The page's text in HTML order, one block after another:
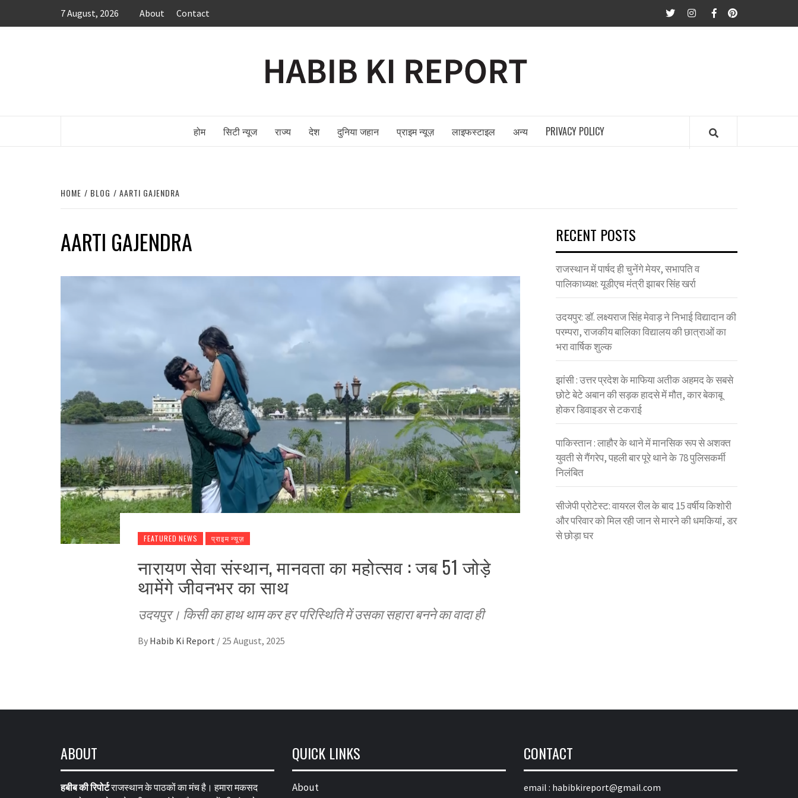
7 August, 2026 About Contact twitterInstagram
FacebookPinterest
होम सिटी न्यूज राज्य देश दुनिया जहान प्राइम न्यूज़ लाइफस्टाइल अन्य PRIVACY POLICY
HOME BLOG AARTI GAJENDRA
AARTI GAJENDRA
FEATURED NEWS प्राइम न्यूज़
नारायण सेवा संस्थान, मानवता का महोत्सव : जब 51 जोड़े
थामेंगे जीवनभर का साथ
उदयपुर। किसी का हाथ थाम कर हर परिस्थिति में उसका सहारा बनने का वादा ही
By Habib Ki Report / 25 August, 2025
RECENT POSTS
राजस्थान में पार्षद ही चुनेंगे मेयर, सभापति व
पालिकाध्यक्ष: यूडीएच मंत्री झाबर सिंह खर्रा
उदयपुर: डॉ. लक्ष्यराज सिंह मेवाड़ ने निभाई विद्यादान की
परम्परा, राजकीय बालिका विद्यालय की छात्राओं का
भरा वार्षिक शुल्क
झांसी : उत्तर प्रदेश के माफिया अतीक अहमद के सबसे
छोटे बेटे अबान की सड़क हादसे में मौत, कार बेकाबू
होकर डिवाइडर से टकराई
पाकिस्तान : लाहौर के थाने में मानसिक रूप से अशक्त
युवती से गैंगरेप, पहली बार पूरे थाने के 78 पुलिसकर्मी
निलंबित
सीजेपी प्रोटेस्ट: वायरल रील के बाद 15 वर्षीय किशोरी
और परिवार को मिल रही जान से मारने की धमकियां, डर
से छोड़ा घर
ABOUT
हबीब की रिपोर्टराजस्थान के पाठकों का मंच है। हमारा मकसद
QUICK LINKS
About
CONTACT
email : habibkireport@gmail.com